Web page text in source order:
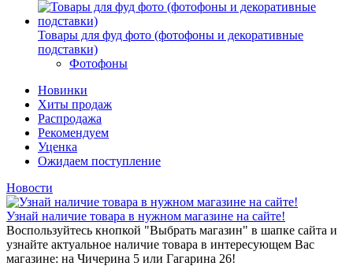
Товары для фуд фото (фотофоны и декоративные
подставки)
Фотофоны
Новинки
Хиты продаж
Распродажа
Рекомендуем
Уценка
Ожидаем поступление
Новости
Узнай наличие товара в нужном магазине на сайте!
Воспользуйтесь кнопкой "Выбрать магазин" в шапке сайта и
узнайте актуальное наличие товара в интересующем Вас
магазине: на Чичерина 5 или Гагарина 26!